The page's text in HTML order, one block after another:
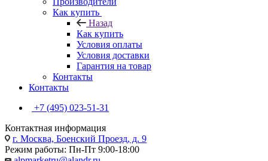
Как купить
Назад
Как купить
Условия оплаты
Условия доставки
Гарантия на товар
Контакты
Контакты
+7 (495) 023-51-31
Контактная информация
г. Москва, Боенский Проезд, д. 9
Режим работы: Пн-Пт 9:00-18:00